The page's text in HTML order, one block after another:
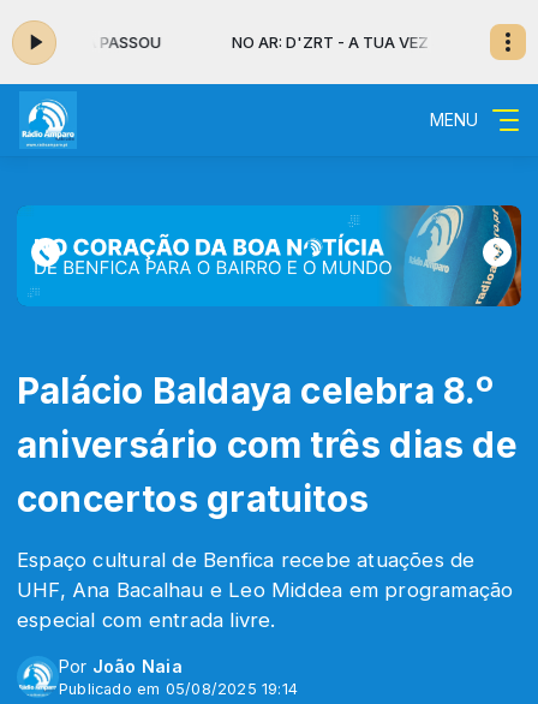
VEZ JÁ PASSOU NO AR: D'ZRT - A TUA VEZ JÁ PASSOU
MENU
Palácio Baldaya celebra 8.º
aniversário com três dias de
concertos gratuitos
Espaço cultural de Benfica recebe atuações de
UHF, Ana Bacalhau e Leo Middea em programação
especial com entrada livre.
Por João Naia
Publicado em 05/08/2025 19:14